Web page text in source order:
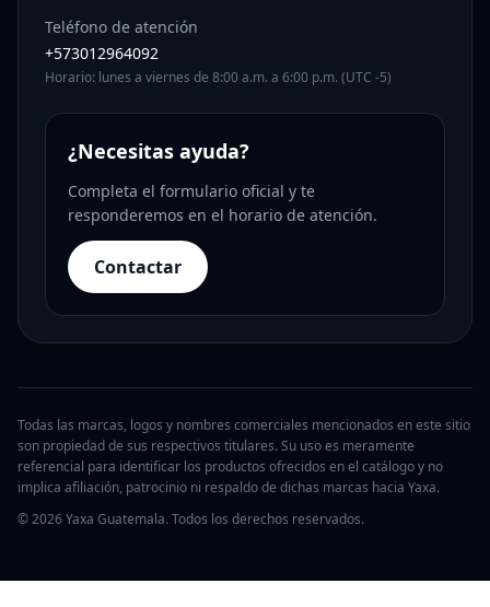
Teléfono de atención
+573012964092
Horario: lunes a viernes de 8:00 a.m. a 6:00 p.m. (UTC -5)
¿Necesitas ayuda?
Completa el formulario oficial y te
responderemos en el horario de atención.
Contactar
Todas las marcas, logos y nombres comerciales mencionados en este sitio
son propiedad de sus respectivos titulares. Su uso es meramente
referencial para identificar los productos ofrecidos en el catálogo y no
implica afiliación, patrocinio ni respaldo de dichas marcas hacia Yaxa.
© 2026 Yaxa Guatemala. Todos los derechos reservados.